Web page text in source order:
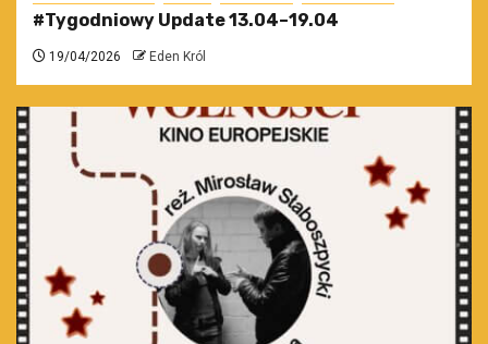
#Tygodniowy Update 13.04–19.04
19/04/2026 Eden Król